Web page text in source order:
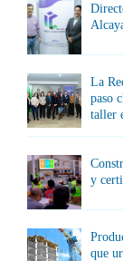
La
paso
taller
y
que